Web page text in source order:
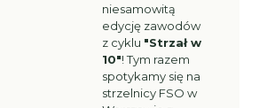
niesamowitą
edycję zawodów
z cyklu "Strzał w
10"! Tym razem
spotykamy się na
strzelnicy FSO w